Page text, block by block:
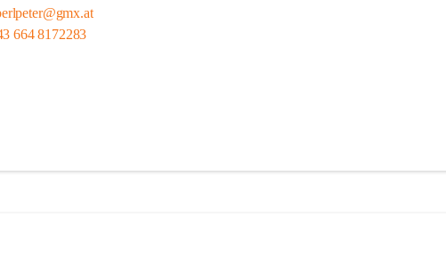
664 8172283